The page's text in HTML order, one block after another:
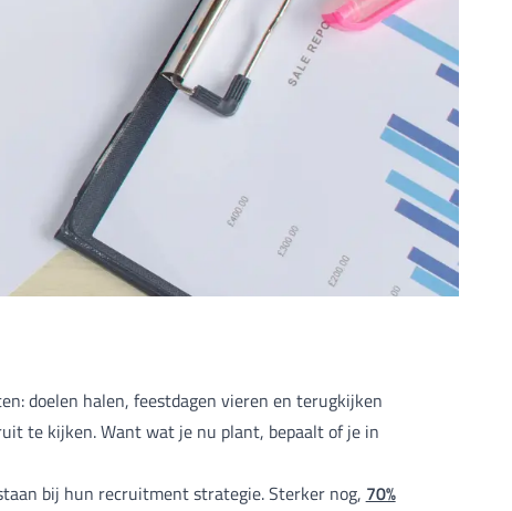
doelen halen, feestdagen vieren en terugkijken
te kijken. Want wat je nu plant, bepaalt of je in
bij hun recruitment strategie. Sterker nog, 70%